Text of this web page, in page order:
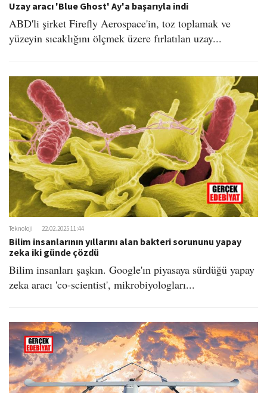
Uzay aracı 'Blue Ghost' Ay'a başarıyla indi
ABD'li şirket Firefly Aerospace'in, toz toplamak ve
yüzeyin sıcaklığını ölçmek üzere fırlatılan uzay...
Teknoloji 22.02.2025 11:44
Bilim insanlarının yıllarını alan bakteri sorununu yapay
zeka iki günde çözdü
Bilim insanları şaşkın. Google'ın piyasaya sürdüğü yapay
zeka aracı 'co-scientist', mikrobiyologları...